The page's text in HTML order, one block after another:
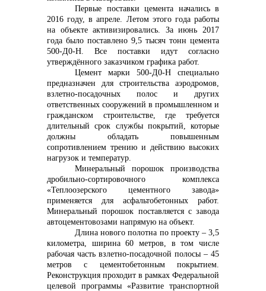
+7 (423) 234 50 50
info@vostokcement.ru
Первые поставки цемента начались в
2016 году, в апреле. Летом этого года работы
на объекте активизировались. За июнь 2017
года было поставлено 9,5 тысяч тонн цемента
500-Д0-Н. Все поставки идут согласно
утверждённого заказчиком графика работ.
Цемент марки 500-Д0-Н специально
предназначен для строительства аэродромов,
взлетно-посадочных полос и других
ответственных сооружений в промышленном и
гражданском строительстве, где требуется
длительный срок службы покрытий, которые
должны обладать повышенным
сопротивлением трению и действию высоких
нагрузок и температур.
Минеральный порошок производства
дробильно-сортировочного комплекса
«Теплоозерского цементного завода»
применяется для асфальтобетонных работ.
Минеральный порошок поставляется с завода
автоцементовозами напрямую на объект.
Длина нового полотна по проекту – 3,5
километра, ширина 60 метров, в том числе
рабочая часть взлетно-посадочной полосы – 45
метров с цементобетонным покрытием.
Реконструкция проходит в рамках Федеральной
целевой программы «Развитие транспортной